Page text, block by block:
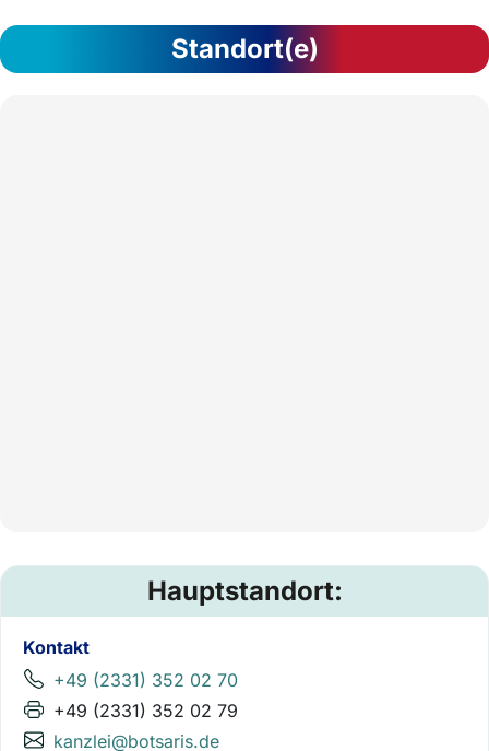
Standort(e)
Hauptstandort:
Kontakt
+49 (2331) 352 02 70
+49 (2331) 352 02 79
kanzlei@botsaris.de